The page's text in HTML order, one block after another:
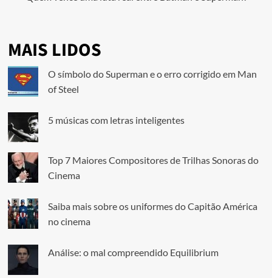
MAIS LIDOS
O símbolo do Superman e o erro corrigido em Man
of Steel
5 músicas com letras inteligentes
Top 7 Maiores Compositores de Trilhas Sonoras do
Cinema
Saiba mais sobre os uniformes do Capitão América
no cinema
Análise: o mal compreendido Equilibrium